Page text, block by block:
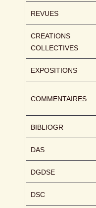
REVUES
CREATIONS
COLLECTIVES
EXPOSITIONS
COMMENTAIRES
BIBLIOGR
DAS
DGDSE
DSC